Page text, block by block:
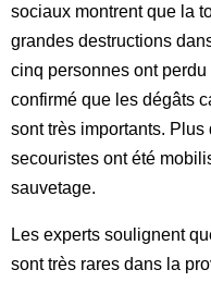
sociaux montrent que la
grandes destructions
cinq personnes ont
confirmé que les dégâts
sont très importants. Plus
secouristes ont été
sauvetage.
Les experts soulignent
sont très rares dans la